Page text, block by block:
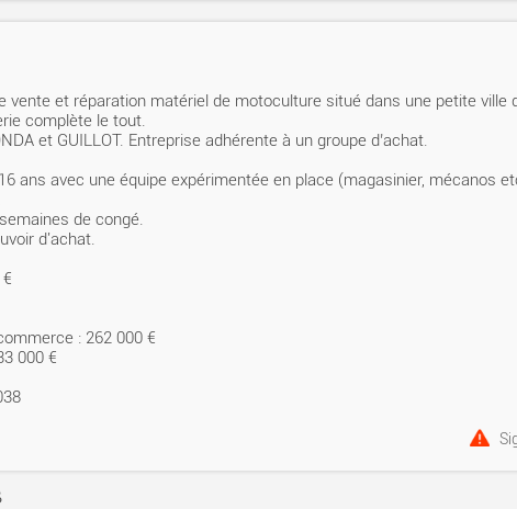
vente et réparation matériel de motoculture situé dans une petite ville
complète le tout.
et GUILLOT. Entreprise adhérente à un groupe d’achat.
ans avec une équipe expérimentée en place (magasinier, mécanos
de congé.
d'achat.
: 262 000 €
000 €